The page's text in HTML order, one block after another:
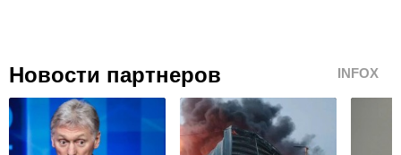
Новости партнеров INFOX